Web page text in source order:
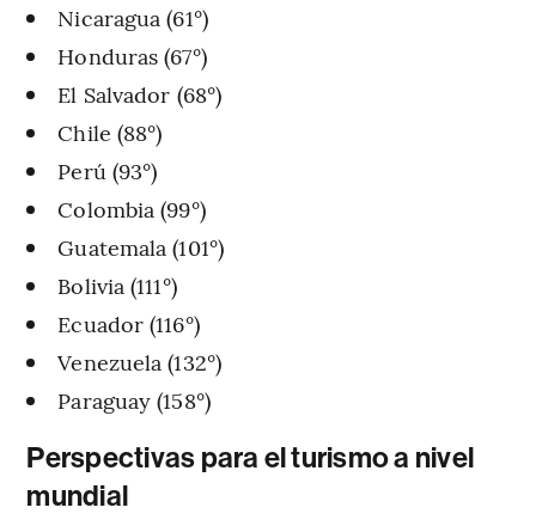
Nicaragua (61°)
Honduras (67°)
El Salvador (68°)
Chile (88°)
Perú (93°)
Colombia (99°)
Guatemala (101°)
Bolivia (111°)
Ecuador (116°)
Venezuela (132°)
Paraguay (158°)
Perspectivas para el turismo a nivel
mundial